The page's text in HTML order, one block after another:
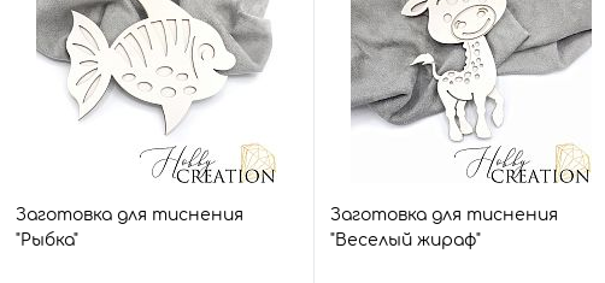
Быстрый заказ
Сравнить
В избранное
6 шт.
Размер:
Быстрый заказ
Сравнить
В избранное
15 шт.
Размер:
Заготовка для тиснения
"Рыбка"
Заготовка для тиснения
"Веселый жираф"